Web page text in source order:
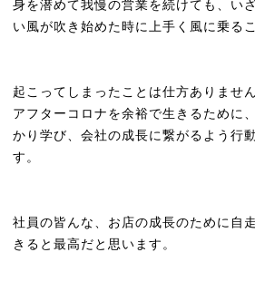
身を潜めて我慢の営業を続けても、い
い風が吹き始めた時に上手く風に乗る
起こってしまったことは仕方ありません
アフターコロナを余裕で生きるために
かり学び、会社の成長に繋がるよう行
す。
社員の皆んな、お店の成長のために自
きると最高だと思います。